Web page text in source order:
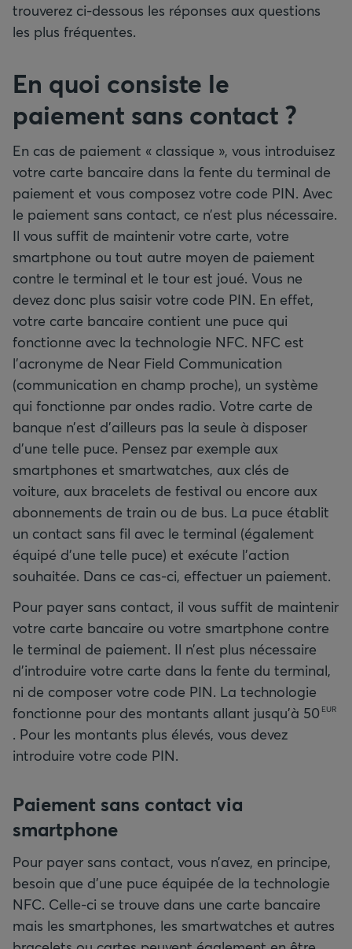
trouverez ci-dessous les réponses aux questions
les plus fréquentes.
En quoi consiste le
paiement sans contact ?
En cas de paiement « classique », vous introduisez
votre carte bancaire dans la fente du terminal de
paiement et vous composez votre code PIN. Avec
le paiement sans contact, ce n’est plus nécessaire.
Il vous suffit de maintenir votre carte, votre
smartphone ou tout autre moyen de paiement
contre le terminal et le tour est joué. Vous ne
devez donc plus saisir votre code PIN. En effet,
votre carte bancaire contient une puce qui
fonctionne avec la technologie NFC. NFC est
l’acronyme de Near Field Communication
(communication en champ proche), un système
qui fonctionne par ondes radio. Votre carte de
banque n’est d’ailleurs pas la seule à disposer
d’une telle puce. Pensez par exemple aux
smartphones et smartwatches, aux clés de
voiture, aux bracelets de festival ou encore aux
abonnements de train ou de bus. La puce établit
un contact sans fil avec le terminal (également
équipé d’une telle puce) et exécute l’action
souhaitée. Dans ce cas-ci, effectuer un paiement.
Pour payer sans contact, il vous suffit de maintenir
votre carte bancaire ou votre smartphone contre
le terminal de paiement. Il n’est plus nécessaire
d’introduire votre carte dans la fente du terminal,
ni de composer votre code PIN. La technologie
fonctionne pour des montants allant jusqu’à 50 EUR
. Pour les montants plus élevés, vous devez
introduire votre code PIN.
Paiement sans contact via
smartphone
Pour payer sans contact, vous n’avez, en principe,
besoin que d’une puce équipée de la technologie
NFC. Celle-ci se trouve dans une carte bancaire
mais les smartphones, les smartwatches et autres